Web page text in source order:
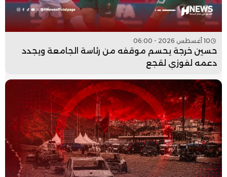
10 أغسطس 2026 - 06:00
حسين خرجة يحسم موقفه من رئاسة الجامعة ويجدد
دعمه لفوزي لقجع